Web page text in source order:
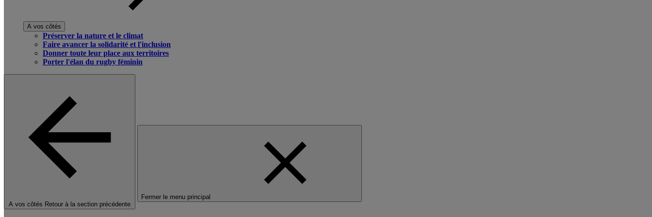
A vos côtés
Préserver la nature et le climat
Faire avancer la solidarité et l'inclusion
Donner toute leur place aux territoires
Porter l'élan du rugby féminin
A vos côtés Retour à la section précédente
Fermer le menu principal